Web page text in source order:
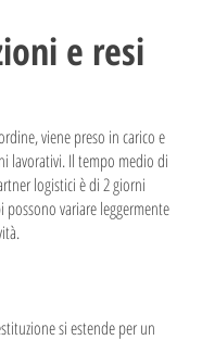
e resi
viene preso in carico e
lavorativi. Il tempo medio di
logistici è di 2 giorni
possono variare leggermente
si estende per un